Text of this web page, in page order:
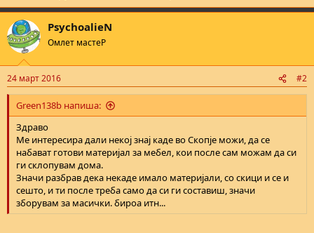
PsychoalieN
Омлет мастеР
24 март 2016 #2
Green138b напиша:
Здраво
Ме интересира дали некој знај каде во Скопје можи, да се
набават готови материјал за мебел, кои после сам можам да си
ги склопувам дома.
Значи разбрав дека некаде имало материјали, со скици и се и
сешто, и ти после треба само да си ги составиш, значи
зборувам за масички. бироа итн...